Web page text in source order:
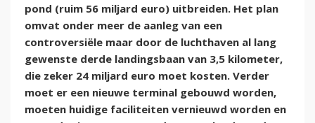
pond (ruim 56 miljard euro) uitbreiden. Het plan
omvat onder meer de aanleg van een
controversiële maar door de luchthaven al lang
gewenste derde landingsbaan van 3,5 kilometer,
die zeker 24 miljard euro moet kosten. Verder
moet er een nieuwe terminal gebouwd worden,
moeten huidige faciliteiten vernieuwd worden en